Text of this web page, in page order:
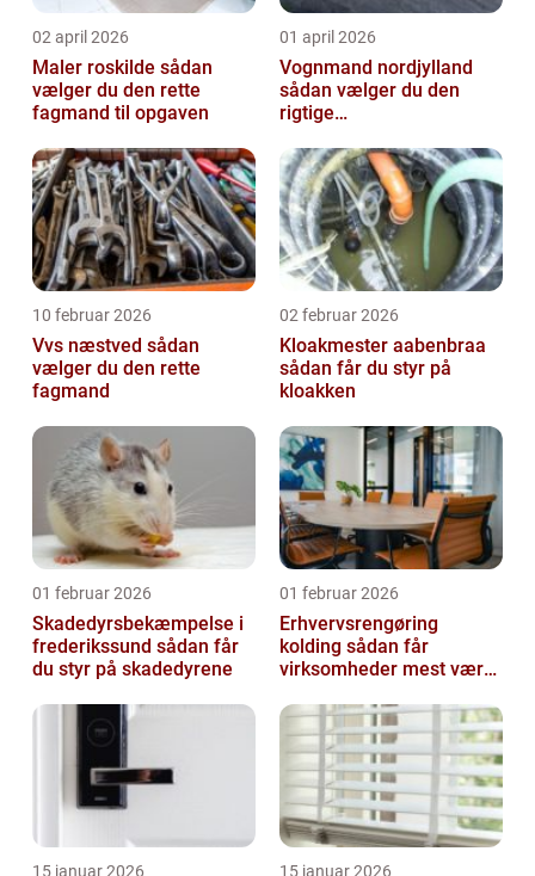
02 april 2026
Maler roskilde sådan
vælger du den rette
fagmand til opgaven
01 april 2026
Vognmand nordjylland
sådan vælger du den
rigtige
10 februar 2026
Vvs næstved sådan
vælger du den rette
fagmand
02 februar 2026
Kloakmester aabenbraa
sådan får du styr på
kloakken
01 februar 2026
Skadedyrsbekæmpelse i
frederikssund sådan får
du styr på skadedyrene
01 februar 2026
Erhvervsrengøring
kolding sådan får
virksomheder mest værdi
15 januar 2026 15 januar 2026